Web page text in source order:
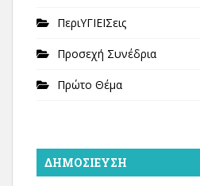
ΠεριΥΓΙΕΙΣεις
Προσεχή Συνέδρια
Πρώτο Θέμα
ΔΗΜΟΣΊΕΥΣΗ